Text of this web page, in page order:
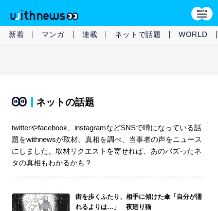
新着 マンガ 連載 ネットで話題 WORLD
ネットの話題
twitterやfacebook、instagramなどSNSで噂になっている話
題をwithnewsが取材。真相を調べ、当事者の声をニュース
にしました。取材リクエストを寄せれば、あのバズったネ
タの真相もわかるかも？
街を歩くふたり、相手に傾けた傘「自分が濡
れるよりは…」 夜廻り猫